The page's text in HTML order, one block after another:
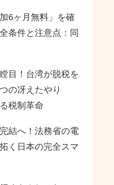
6ヶ月無料」を確
条件と注意点：同
目！台湾が脱税を
の冴えたやり
税制革命
結へ！法務省の電
く日本の完全スマ